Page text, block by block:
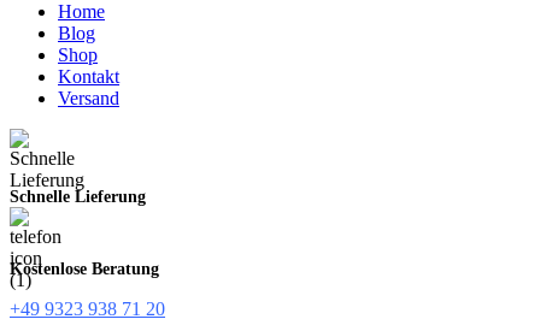
Home
Blog
Shop
Kontakt
Versand
Schnelle Lieferung
Kostenlose Beratung
+49 9323 938 71 20